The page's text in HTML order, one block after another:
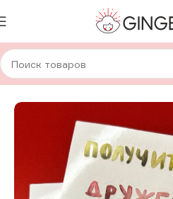
Главная Авторская канцелярия